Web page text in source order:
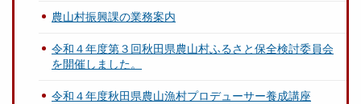
農山村振興課の業務案内
令和４年度第３回秋田県農山村ふるさと保全検討委員会
を開催しました。
令和４年度秋田県農山漁村プロデューサー養成講座